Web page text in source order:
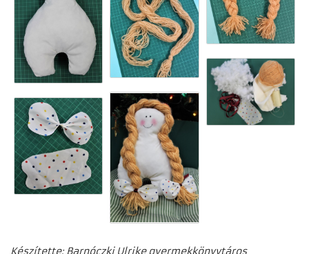
Készítette: Barnóczki Ulrike gyermekkönyvtáros